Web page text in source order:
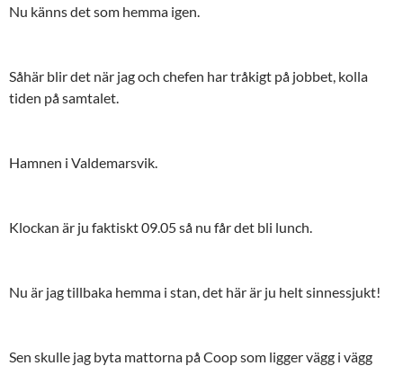
Nu känns det som hemma igen.
Såhär blir det när jag och chefen har tråkigt på jobbet, kolla
tiden på samtalet.
Hamnen i Valdemarsvik.
Klockan är ju faktiskt 09.05 så nu får det bli lunch.
Nu är jag tillbaka hemma i stan, det här är ju helt sinnessjukt!
Sen skulle jag byta mattorna på Coop som ligger vägg i vägg